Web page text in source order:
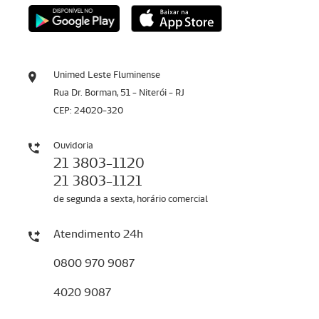
Unimed Leste Fluminense
Rua Dr. Borman, 51 - Niterói - RJ
CEP: 24020-320
Ouvidoria
21 3803-1120
21 3803-1121
de segunda a sexta, horário comercial
Atendimento 24h
0800 970 9087
4020 9087